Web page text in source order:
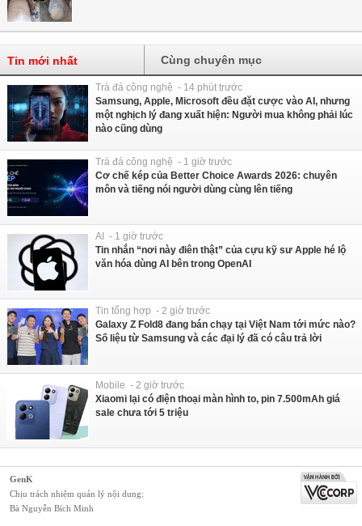
Tin mới nhất Cùng chuyên mục
Trà đá công nghệ - 14 phút trước
Samsung, Apple, Microsoft đều đặt cược vào AI, nhưng
một nghịch lý đang xuất hiện: Người mua không phải lúc
nào cũng dùng
Trà đá công nghệ - 1 giờ trước
Cơ chế kép của Better Choice Awards 2026: chuyên
môn và tiếng nói người dùng cùng lên tiếng
AI - 1 giờ trước
Tin nhắn “nơi này điên thật” của cựu kỹ sư Apple hé lộ
văn hóa dùng AI bên trong OpenAI
Tin tổng hợp - 2 giờ trước
Galaxy Z Fold8 đang bán chạy tại Việt Nam tới mức nào?
Số liệu từ Samsung và các đại lý đã có câu trả lời
Mobile - 2 giờ trước
Xiaomi lại có điện thoại màn hình to, pin 7.500mAh giá
sale chưa tới 5 triệu
GenK
Chịu trách nhiệm quản lý nội dung:
Bà Nguyễn Bích Minh